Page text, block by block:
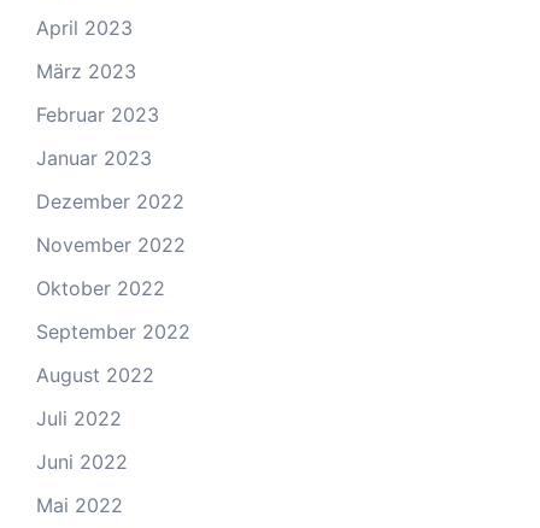
April 2023
März 2023
Februar 2023
Januar 2023
Dezember 2022
November 2022
Oktober 2022
September 2022
August 2022
Juli 2022
Juni 2022
Mai 2022